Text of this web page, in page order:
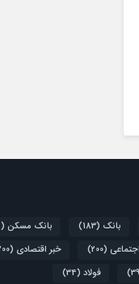
بانک (183) بانک مسکن (38)
(200) خبر اقتصادی (200)
فولاد (34)